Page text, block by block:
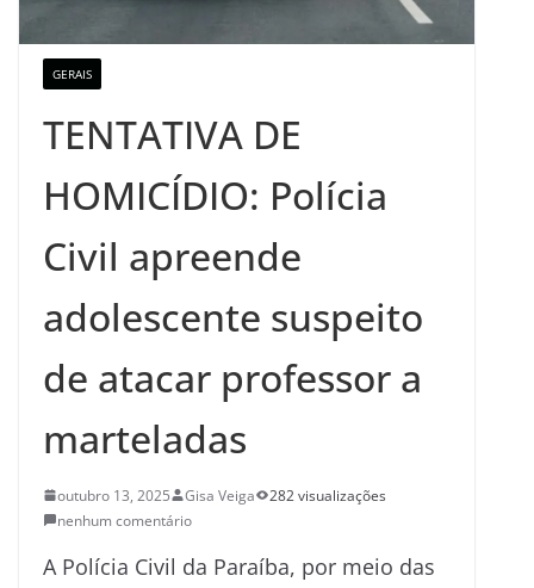
GERAIS
TENTATIVA DE
HOMICÍDIO: Polícia
Civil apreende
adolescente suspeito
de atacar professor a
marteladas
outubro 13, 2025 Gisa Veiga
282 visualizações
nenhum comentário
A Polícia Civil da Paraíba, por meio das